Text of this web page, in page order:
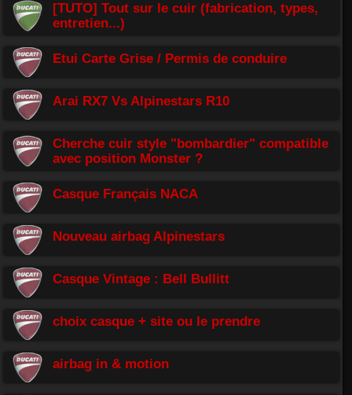
[TUTO] Tout sur le cuir (fabrication, types,
entretien...)
Etui Carte Grise / Permis de conduire
Arai RX7 Vs Alpinestars R10
Cherche cuir style "bombardier" compatible
avec position Monster ?
Casque Français NACA
Nouveau airbag Alpinestars
Casque Vintage : Bell Bullitt
choix casque + site ou le prendre
airbag in & motion